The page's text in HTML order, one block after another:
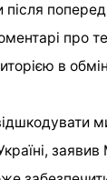
після
про
в